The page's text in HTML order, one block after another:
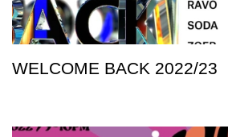
WELCOME BACK 2022/23